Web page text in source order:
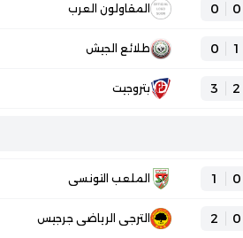
0
0 المقاولون العرب
1
0 طلائع الجيش
2
3 بتروجيت
0
1 الملعب التونسي
0
2 الترجي الرياضي جرجيس